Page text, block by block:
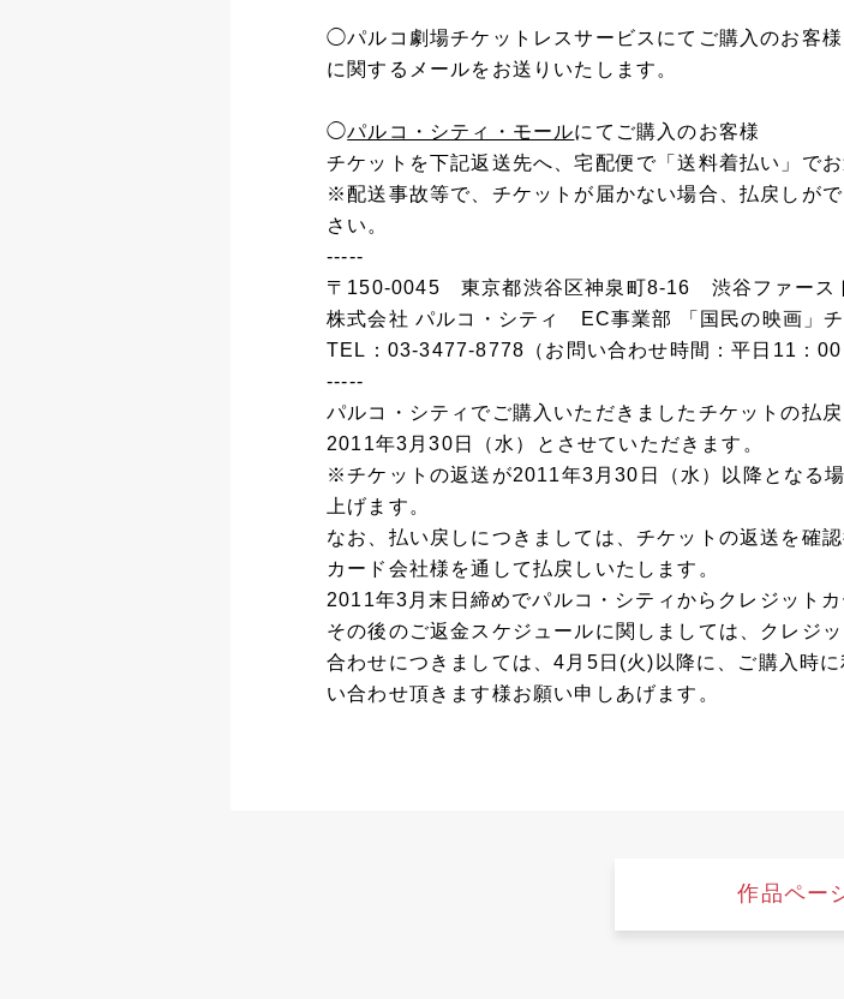
◯パルコ劇場チケットレスサービスにてご購入のお客
に関するメールをお送りいたします。
◯パルコ・シティ・モールにてご購入のお客様
チケットを下記返送先へ、宅配便で「送料着払い」で
※配送事故等で、チケットが届かない場合、払戻しが
さい。
-----
〒150-0045 東京都渋谷区神泉町8-16 渋谷ファース
株式会社 パルコ・シティ EC事業部 「国民の映画」
TEL：03-3477-8778（お問い合わせ時間：平日11：00
-----
パルコ・シティでご購入いただきましたチケットの払
2011年3月30日（水）とさせていただきます。
※チケットの返送が2011年3月30日（水）以降となる
上げます。
なお、払い戻しにつきましては、チケットの返送を確
カード会社様を通して払戻しいたします。
2011年3月末日締めでパルコ・シティからクレジット
その後のご返金スケジュールに関しましては、クレジ
合わせにつきましては、4月5日(火)以降に、ご購入時
い合わせ頂きます様お願い申しあげます。
作品ペー